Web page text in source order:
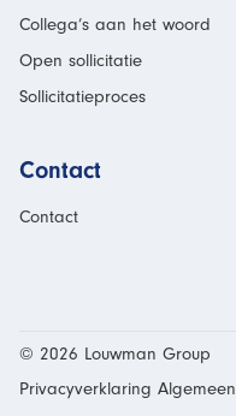
Collega’s aan het woord
Open sollicitatie
Sollicitatieproces
Contact
Contact
© 2026 Louwman Group
Privacyverklaring Algemeen